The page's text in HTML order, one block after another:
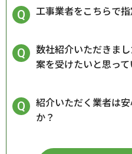
工事業者をこちらで
数社紹介いただきま
案を受けたいと思って
紹介いただく業者は
か？